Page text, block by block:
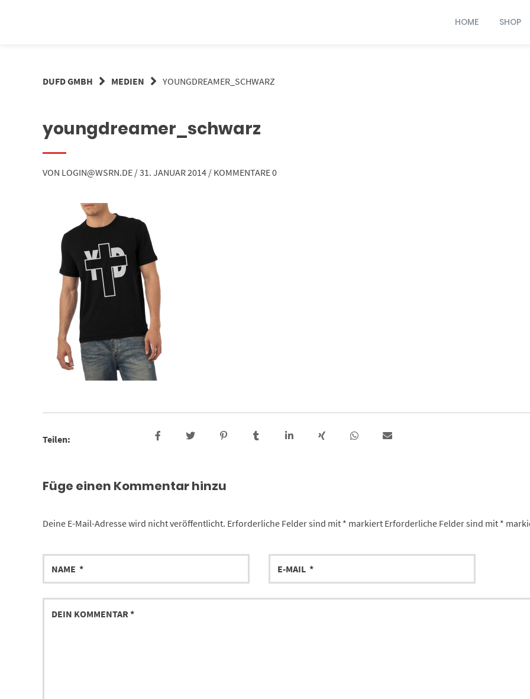
HOME SHOP
DUFD GMBH MEDIEN YOUNGDREAMER_SCHWARZ
youngdreamer_schwarz
VON LOGIN@WSRN.DE /31. JANUAR 2014 / KOMMENTARE 0
Teilen:
Füge einen Kommentar hinzu
Deine E-Mail-Adresse wird nicht veröffentlicht. Erforderliche Felder sind mit * markiertErforderliche Felder sind mit *